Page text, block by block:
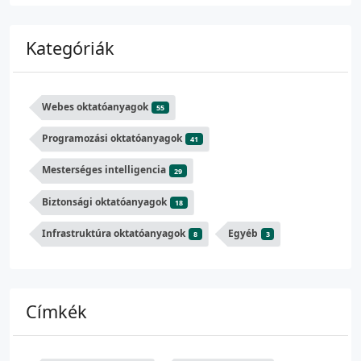
Kategóriák
Webes oktatóanyagok 55
Programozási oktatóanyagok 41
Mesterséges intelligencia 29
Biztonsági oktatóanyagok 18
Infrastruktúra oktatóanyagok 8 Egyéb 3
Címkék